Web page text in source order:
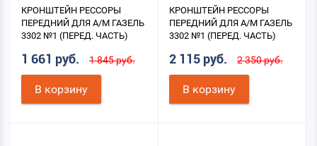
КРОНШТЕЙН РЕССОРЫ
ПЕРЕДНИЙ ДЛЯ А/М ГАЗЕЛЬ
3302 №1 (ПЕРЕД. ЧАСТЬ)
1 661 руб. 1 845 руб.
В корзину
КРОНШТЕЙН РЕССОРЫ
ПЕРЕДНИЙ ДЛЯ А/М ГАЗЕЛЬ
3302 №1 (ПЕРЕД. ЧАСТЬ)
2 115 руб. 2 350 руб.
В корзину